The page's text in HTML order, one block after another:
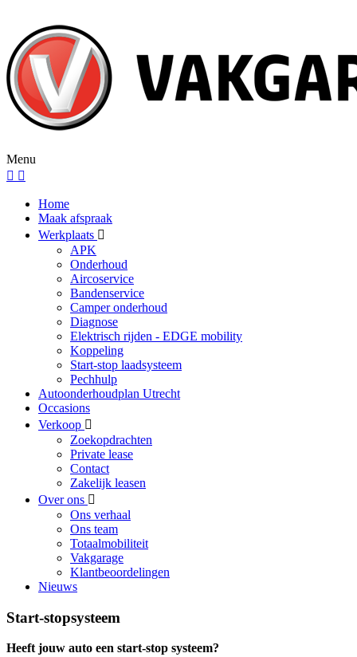
Menu
Home
Maak afspraak
Werkplaats
APK
Onderhoud
Aircoservice
Bandenservice
Camper onderhoud
Diagnose
Elektrisch rijden - EDGE mobility
Koppeling
Start-stop laadsysteem
Pechhulp
Autoonderhoudplan Utrecht
Occasions
Verkoop
Zoekopdrachten
Private lease
Contact
Zakelijk leasen
Over ons
Ons verhaal
Ons team
Totaalmobiliteit
Vakgarage
Klantbeoordelingen
Nieuws
Start-stopsysteem
Heeft jouw auto een start-stop systeem?